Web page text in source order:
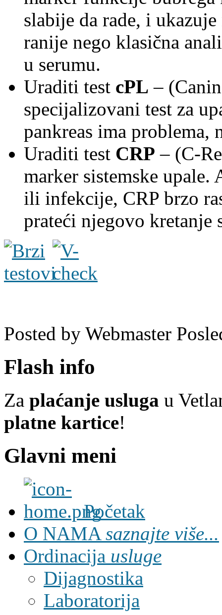
slabije da rade, i
ranije nego klasična
u serumu.
Uraditi test cPL –
specijalizovani test za
pankreas ima problema,
Uraditi test CRP – (C-
marker sistemske upale.
ili infekcije, CRP brzo
prateći njegovo kretanje
Posted by Webmaster
Flash info
Za plaćanje usluga u
platne kartice!
Glavni meni
Početak
O NAMA saznajte više...
Ordinacija usluge
Dijagnostika
Laboratorija